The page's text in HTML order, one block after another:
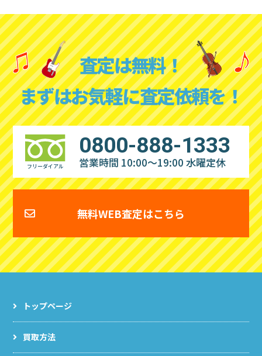
査定は無料！
まずはお気軽に査定依頼を！
フリーダイアル
0800-888-1333
営業時間 10:00～19:00 水曜定休
無料WEB査定はこちら
トップページ
買取方法